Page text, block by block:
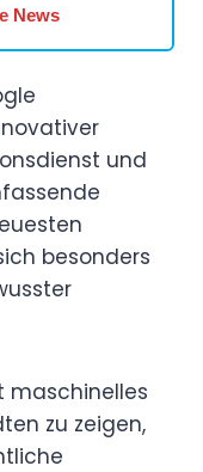
News
und
besonders
maschinelles
zu zeigen,